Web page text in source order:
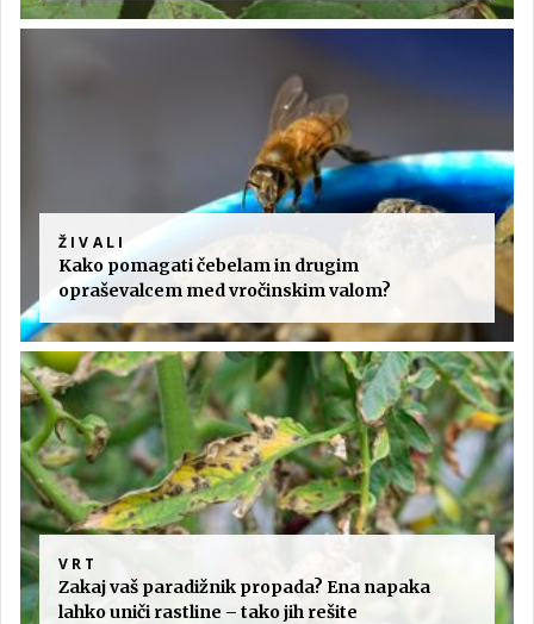
ŽIVALI
Kako pomagati čebelam in drugim
opraševalcem med vročinskim valom?
VRT
Zakaj vaš paradižnik propada? Ena napaka
lahko uniči rastline – tako jih rešite